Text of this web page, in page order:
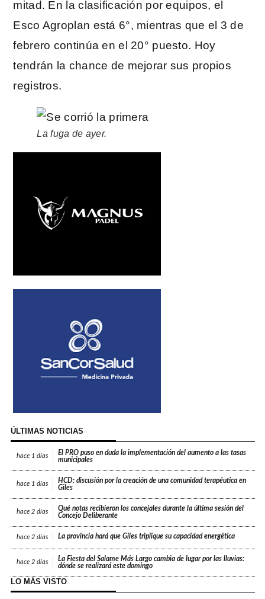
mitad. En la clasificación por equipos, el
Esco Agroplan está 6°, mientras que el 3 de
febrero continúa en el 20° puesto. Hoy
tendrán la chance de mejorar sus propios
registros.
La fuga de ayer.
ÚLTIMAS NOTICIAS
hace 1 días
El PRO puso en duda la implementación del aumento a las tasas
municipales
hace 1 días
HCD: discusión por la creación de una comunidad terapéutica en
Giles
hace 2 días
Qué notas recibieron los concejales durante la última sesión del
Concejo Deliberante
hace 2 días La provincia hará que Giles triplique su capacidad energética
hace 2 días
La Fiesta del Salame Más Largo cambia de lugar por las lluvias:
dónde se realizará este domingo
LO MÁS VISTO